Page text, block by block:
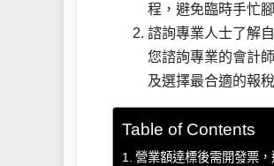
程，避免臨時手忙
諮詢專業人士了解
您諮詢專業的會計
及選擇最合適的報
Table of Contents
營業額達標後需開發票